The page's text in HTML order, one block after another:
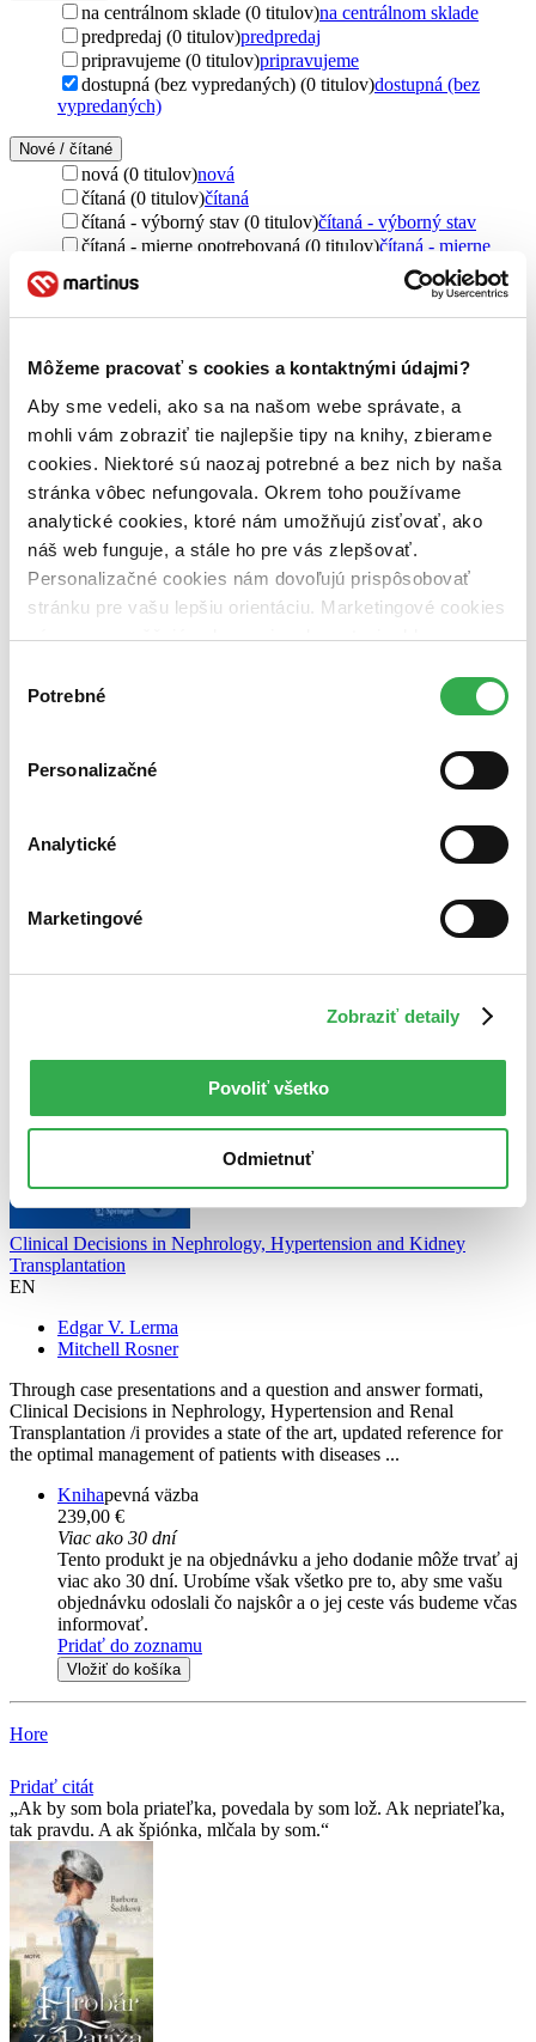
Môžeme pracovať s cookies a kontaktnými údajmi?
Aby sme vedeli, ako sa na našom webe správate, a
mohli vám zobraziť tie najlepšie tipy na knihy, zbierame
cookies. Niektoré sú naozaj potrebné a bez nich by naša
stránka vôbec nefungovala. Okrem toho používame
analytické cookies, ktoré nám umožňujú zisťovať, ako
náš web funguje, a stále ho pre vás zlepšovať.
Personalizačné cookies nám dovoľujú prispôsobovať
stránku pre vašu lepšiu orientáciu. Marketingové cookies
nám zas umožňujú zobrazenie relevantnej reklamy.
nám pomohlo, keby sme mohli používať všetky tieto
súhlasu
Potrebné
Personalizačné
Analytické
Marketingové
Zobraziť detaily
Povoliť všetko
Odmietnuť
na centrálnom sklade (0 titulov)na centrálnom sklade
predpredaj (0 titulov)predpredaj
pripravujeme (0 titulov)pripravujeme
dostupná (bez vypredaných) (0 titulov)dostupná (bez
vypredaných)
Nové / čítané
nová (0 titulov)nová
čítaná (0 titulov)čítaná
čítaná - výborný stav (0 titulov)čítaná - výborný stav
čítaná - mierne opotrebovaná (0 titulov)čítaná - mierne
čítané verzie vypredaných kníh (0 titulov)
čítané verzie
vypredaných kníh
angličtina (1 titul)angličtina 1
cudzí jazyk (1 titul) cudzí jazyk 1
Vydavateľstvo
Springer Verlag (1 titul) Springer Verlag1
Väzba
pevná väzba (1 titul) pevná väzba
Zúžiť výber
Zoradiť
Top hodnotené
Najlacnejšie
Najvyššia zľava
Použité filtre
Clinical Decisions in Nephrology, Hypertension and Kidney
Transplantation
EN
Edgar V. Lerma
Mitchell Rosner
Through case presentations and a question and answer formati,
Clinical Decisions in Nephrology, Hypertension and Renal
Transplantation /i provides a state of the art, updated reference for
the optimal management of patients with diseases ...
Knihapevná väzba
239,00 €
Viac ako 30 dní
Tento produkt je na objednávku a jeho dodanie môže trvať aj
viac ako 30 dní. Urobíme však všetko pre to, aby sme vašu
objednávku odoslali čo najskôr a o jej ceste vás budeme včas
informovať.
Pridať do zoznamu
Vložiť do košíka
Hore
Pridať citát
Ak by som bola priateľka, povedala by som lož. Ak nepriateľka,
tak pravdu. A ak špiónka, mlčala by som.